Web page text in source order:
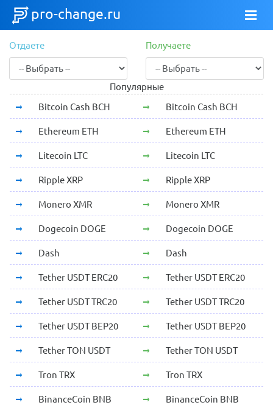
pro-change.ru
Отдаете Получаете
Популярные
Bitcoin Cash BCH
Bitcoin Cash BCH
Ethereum ETH Ethereum ETH
Litecoin LTC Litecoin LTC
Ripple XRP Ripple XRP
Monero XMR Monero XMR
Dogecoin DOGE Dogecoin DOGE
Dash Dash
Tether USDT ERC20 Tether USDT ERC20
Tether USDT TRC20 Tether USDT TRC20
Tether USDT BEP20 Tether USDT BEP20
Tether TON USDT Tether TON USDT
Tron TRX Tron TRX
BinanceCoin BNB
BinanceCoin BNB